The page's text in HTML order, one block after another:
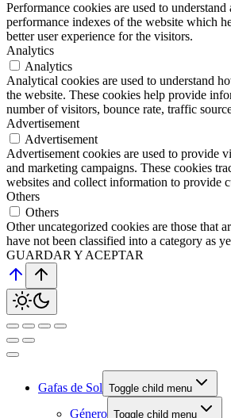
Performance cookies are used to
performance indexes of the website which
better user experience for the visitors.
Analytics
Analytics
Analytical cookies are used to understand
the website. These cookies help provide
number of visitors, bounce rate, traffic
Advertisement
Advertisement
Advertisement cookies are used to provide
and marketing campaigns. These cookies
websites and collect information to provide
Others
Others
Other uncategorized cookies are those that
have not been classified into a category as
GUARDAR Y ACEPTAR
Gafas de Sol Toggle child menu
Género Toggle child menu